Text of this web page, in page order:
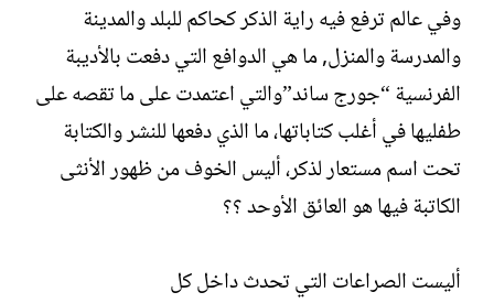
وفي عالم ترفع فيه راية الذكر كحاكم للبلد والمدينة
والمدرسة والمنزل, ما هي الدوافع التي دفعت بالأديبة
الفرنسية “جورج ساند”والتي اعتمدت على ما تقصه على
طفليها في أغلب كتاباتها، ما الذي دفعها للنشر والكتابة
تحت اسم مستعار لذكر، أليس الخوف من ظهور الأنثى
الكاتبة فيها هو العائق الأوحد ؟؟
أليست الصراعات التي تحدث داخل كل